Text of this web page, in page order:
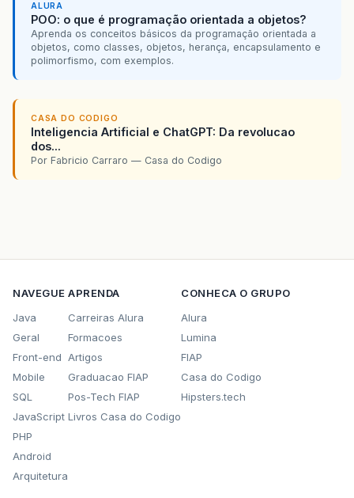
ALURA
POO: o que é programação orientada a objetos?
Aprenda os conceitos básicos da programação orientada a
objetos, como classes, objetos, herança, encapsulamento e
polimorfismo, com exemplos.
CASA DO CODIGO
Inteligencia Artificial e ChatGPT: Da revolucao
dos...
Por Fabricio Carraro — Casa do Codigo
NAVEGUE
Java
Geral
Front-end
Mobile
SQL
JavaScript
PHP
Android
Arquitetura
APRENDA
Carreiras Alura
Formacoes
Artigos
Graduacao FIAP
Pos-Tech FIAP
Livros Casa do Codigo
CONHECA O GRUPO
Alura
Lumina
FIAP
Casa do Codigo
Hipsters.tech